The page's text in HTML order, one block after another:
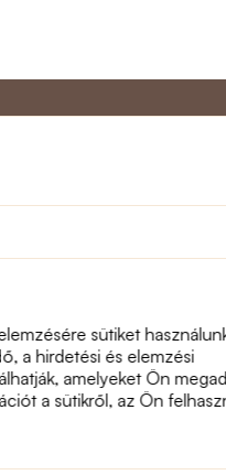
sütiket
a hirdetési és elemzési
amelyeket Ön
a sütikről, az Ön